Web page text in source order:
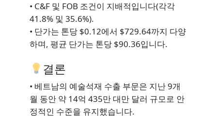
• C&F 및 FOB 조건이 지배적입니다(각각
41.8% 및 35.6%).
• 단가는 톤당 $0.12에서 $729.64까지 다양
하며, 평균 단가는 톤당 $90.36입니다.
결론
• 베트남의 예술석재 수출 부문은 지난 9개
월 동안 약 14억 435만 대만 달러 규모로 안
정적인 수준을 유지했습니다.